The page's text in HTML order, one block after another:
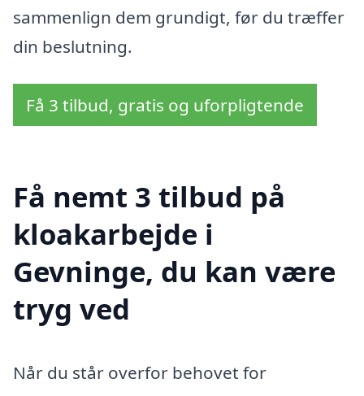
sammenlign dem grundigt, før du træffer
din beslutning.
Få 3 tilbud, gratis og uforpligtende
Få nemt 3 tilbud på
kloakarbejde i
Gevninge, du kan være
tryg ved
Når du står overfor behovet for